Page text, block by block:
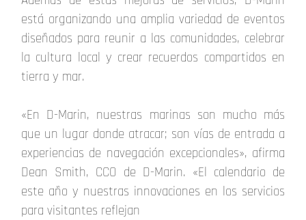
está organizando una amplia variedad de eventos
diseñados para reunir a las comunidades, celebrar
la cultura local y crear recuerdos compartidos en
tierra y mar.
«En D-Marin, nuestras marinas son mucho más
que un lugar donde atracar; son vías de entrada a
experiencias de navegación excepcionales», afirma
Dean Smith, CCO de D-Marin. «El calendario de
este año y nuestras innovaciones en los servicios
para visitantes reflejan